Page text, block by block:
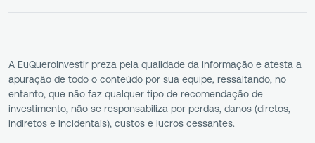
A EuQueroInvestir preza pela qualidade da informação e atesta a
apuração de todo o conteúdo por sua equipe, ressaltando, no
entanto, que não faz qualquer tipo de recomendação de
investimento, não se responsabiliza por perdas, danos (diretos,
indiretos e incidentais), custos e lucros cessantes.